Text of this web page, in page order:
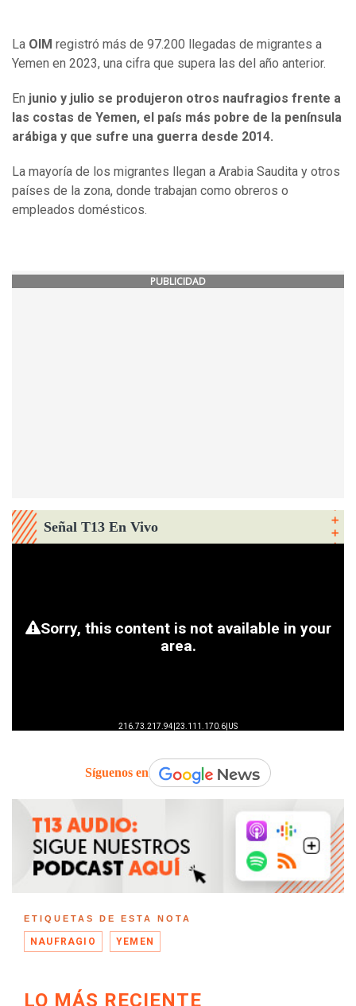
La OIM registró más de 97.200 llegadas de migrantes a
Yemen en 2023, una cifra que supera las del año anterior.
En junio y julio se produjeron otros naufragios frente a
las costas de Yemen, el país más pobre de la península
arábiga y que sufre una guerra desde 2014.
La mayoría de los migrantes llegan a Arabia Saudita y otros
países de la zona, donde trabajan como obreros o
empleados domésticos.
PUBLICIDAD
Señal T13 En Vivo
Síguenos en
ETIQUETAS DE ESTA NOTA
NAUFRAGIO YEMEN
LO MÁS RECIENTE